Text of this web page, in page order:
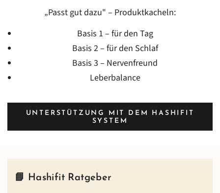
„Passt gut dazu" – Produktkacheln:
Basis 1 – für den Tag
Basis 2 – für den Schlaf
Basis 3 – Nervenfreund
Leberbalance
UNTERSTÜTZUNG MIT DEM HASHIFIT
SYSTEM
📘 Hashifit Ratgeber